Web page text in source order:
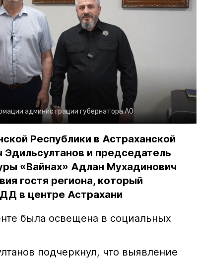
администрации губернатора АО
Республики в Астраханской
и председатель
«Вайнах» Адлан Мухадинович
гостя региона, который
в центре Астрахани
была освещена в социальных
подчеркнул, что выявление